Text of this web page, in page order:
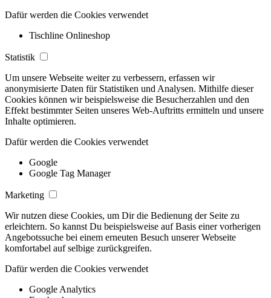
Dafür werden die Cookies verwendet
Tischline Onlineshop
Statistik
Um unsere Webseite weiter zu verbessern, erfassen wir
anonymisierte Daten für Statistiken und Analysen. Mithilfe dieser
Cookies können wir beispielsweise die Besucherzahlen und den
Effekt bestimmter Seiten unseres Web-Auftritts ermitteln und unsere
Inhalte optimieren.
Dafür werden die Cookies verwendet
Google
Google Tag Manager
Marketing
Wir nutzen diese Cookies, um Dir die Bedienung der Seite zu
erleichtern. So kannst Du beispielsweise auf Basis einer vorherigen
Angebotssuche bei einem erneuten Besuch unserer Webseite
komfortabel auf selbige zurückgreifen.
Dafür werden die Cookies verwendet
Google Analytics